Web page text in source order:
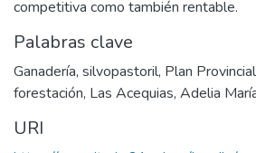
competitiva como también rentable.
Palabras clave
Ganadería, silvopastoril, Plan
forestación, Las Acequias, Adelia
URI